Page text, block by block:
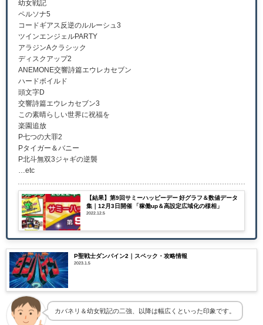
幼女戦記
ペルソナ5
コードギアス反逆のルルーシュ3
ツインエンジェルPARTY
アラジンAクラシック
ディスクアップ2
ANEMONE交響詩篇エウレカセブン
ハードボイルド
頭文字D
交響詩篇エウレカセブン3
この素晴らしい世界に祝福を
楽園追放
P七つの大罪2
Pタイガー＆バニー
P北斗無双3ジャギの逆襲
…etc
【結果】第9回サミーハッピーデー 好グラフ＆数値データ
集｜12月3日開催 「稼働up＆高設定広域化の様相」
2022.12.5
P聖戦士ダンバイン2｜スペック・攻略情報
2023.1.5
カバネリ＆幼女戦記の二強、以降は幅広くといった印象です。